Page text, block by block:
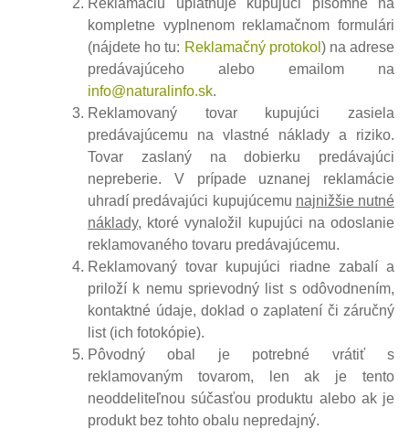
kompletne vyplnenom reklamačnom formulári
(nájdete ho tu: Reklamačný protokol ) na adrese
predávajúceho alebo emailom na
info@naturalinfo.sk.
Reklamovaný tovar kupujúci zasiela
predávajúcemu na vlastné náklady a riziko.
Tovar zaslaný na dobierku predávajúci
nepreberie. V prípade uznanej reklamácie
uhradí predávajúci kupujúcemu najnižšie nutné
náklady, ktoré vynaložil kupujúci na odoslanie
reklamovaného tovaru predávajúcemu.
Reklamovaný tovar kupujúci riadne zabalí a
priloží k nemu sprievodný list s odôvodnením,
kontaktné údaje, doklad o zaplatení či záručný
list (ich fotokópie).
Pôvodný obal je potrebné vrátiť s
reklamovaným tovarom, len ak je tento
neoddeliteľnou súčasťou produktu alebo ak je
produkt bez tohto obalu nepredajný.